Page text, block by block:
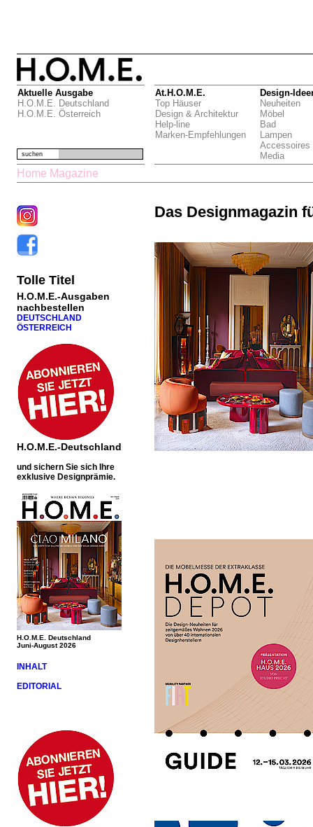
Aktuelle Ausgabe
H.O.M.E. Deutschland
H.O.M.E. Österreich
At.H.O.M.E.
Top Häuser
Design & Architektur
Help-line
Marken-Empfehlungen
Design-
Neuheiten
Möbel
Bad
Lampen
Accessoires
Media
suchen
Home Magazine
Tolle Titel
H.O.M.E.-Ausgaben
nachbestellen
DEUTSCHLAND
ÖSTERREICH
H.O.M.E.-Deutschland
und sichern Sie sich Ihre
exklusive Designprämie.
H.O.M.E. Deutschland
Juni-August 2026
INHALT
EDITORIAL
Das Designmagazin